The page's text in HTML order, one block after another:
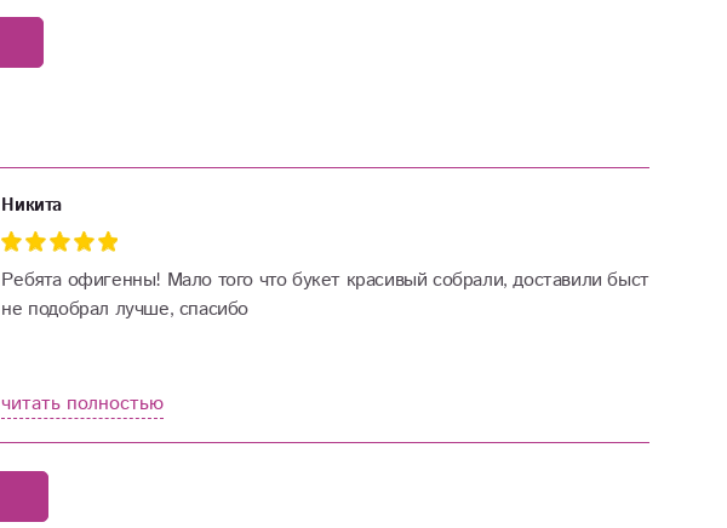
Никита
Ребята офигенны! Мало того что букет красивый собрали, доставили быстро,
не подобрал лучше, спасибо
читать полностью